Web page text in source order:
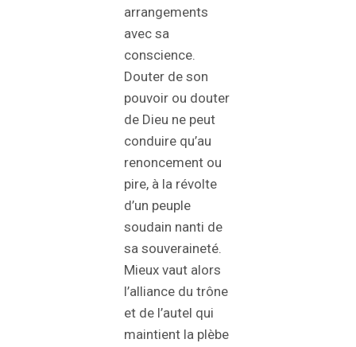
arrangements
avec sa
conscience.
Douter de son
pouvoir ou douter
de Dieu ne peut
conduire qu’au
renoncement ou
pire, à la révolte
d’un peuple
soudain nanti de
sa souveraineté.
Mieux vaut alors
l’alliance du trône
et de l’autel qui
maintient la plèbe